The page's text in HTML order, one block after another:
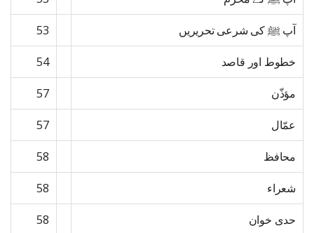
آپ ﷺ کی شرعی تحریریں 53
خطوط اور قاصد 54
مؤذّن 57
عمّال 57
محافظ 58
شعراء 58
حدی خوان 58